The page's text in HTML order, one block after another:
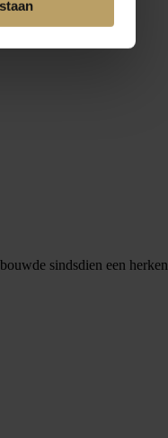
sindsdien een